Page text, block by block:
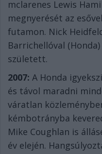
mclarenes Lewis
megnyerését az
futamon. Nick
Barrichellóval
született.
2007: A Honda
és távol maradni
váratlan
kémbotrányba
Mike Coughlan is
év elején.